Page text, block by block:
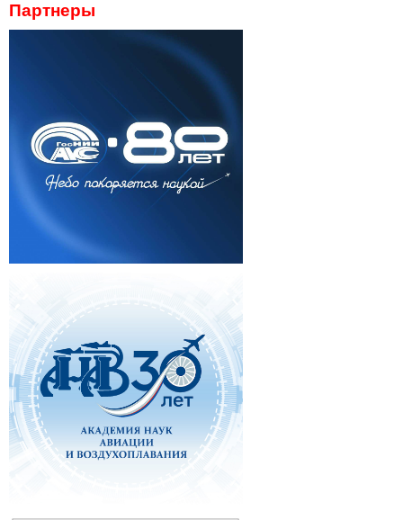
Партнеры